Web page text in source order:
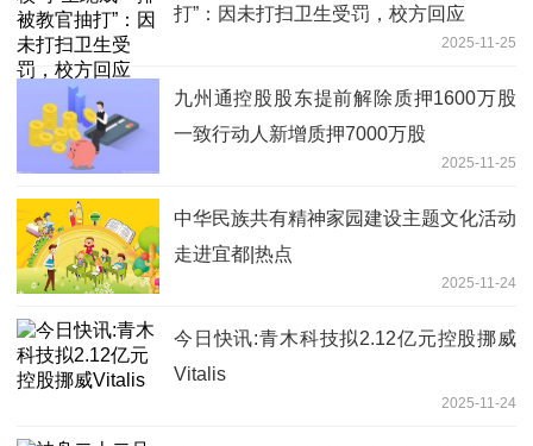
打”：因未打扫卫生受罚，校方回应
2025-11-25
九州通控股股东提前解除质押1600万股
一致行动人新增质押7000万股
2025-11-25
中华民族共有精神家园建设主题文化活动
走进宜都|热点
2025-11-24
今日快讯:青木科技拟2.12亿元控股挪威
Vitalis
2025-11-24